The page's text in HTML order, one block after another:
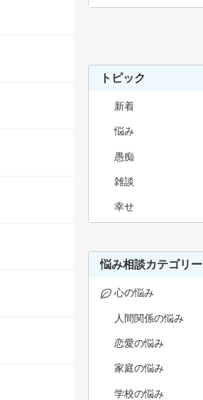
トピック
新着
悩み
愚痴
雑談
幸せ
悩み相談カテゴリー
心の悩み
人間関係の悩み
恋愛の悩み
家庭の悩み
学校の悩み